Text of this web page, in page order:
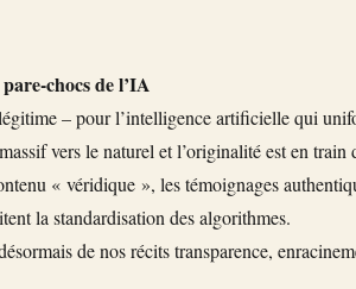
chocs de l’IA
– pour l’intelligence artificielle qui
vers le naturel et l’originalité est en train
« véridique », les témoignages
la standardisation des algorithmes.
de nos récits transparence,